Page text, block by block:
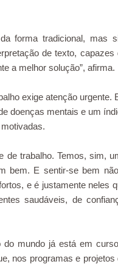
forma tradicional, mas
de texto, capazes
a melhor solução”, afirma.
exige atenção urgente.
doenças mentais e um
de trabalho. Temos, sim,
bem. E sentir-se bem
e é justamente neles
saudáveis, de
do mundo já está em
nos programas e projetos